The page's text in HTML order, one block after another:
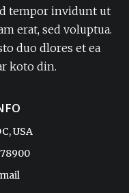
tempor invidunt ut
erat, sed voluptua.
duo dlores et ea
koto din.
USA